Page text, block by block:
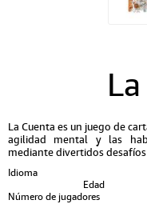
La Cuenta es un juego de
agilidad mental y las
mediante divertidos desafíos
Idioma
Edad
Número de jugadores